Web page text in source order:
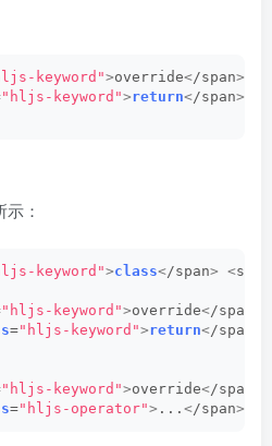
keyword">override</span>
"hljs-keyword">return</span>
：
keyword">class</span> <
"hljs-keyword">override</span
="hljs-keyword">return</span
"hljs-keyword">override</span
="hljs-operator"> ... </span>